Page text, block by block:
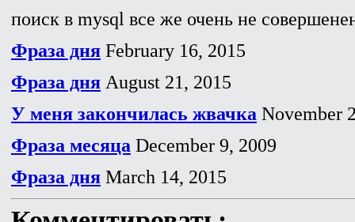
поиск в mysql все же очень не
Фраза дня February 16, 2015
Фраза дня August 21, 2015
У меня закончилась жвачка November
Фраза месяца December 9, 2009
Фраза дня March 14, 2015